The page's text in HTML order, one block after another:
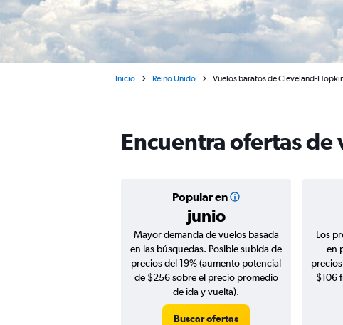
Inicio Reino Unido Vuelos baratos de Cleveland-
Encuentra ofertas
Popular en
junio
Mayor demanda de vuelos basada
en las búsquedas. Posible subida de
precios del 19% (aumento potencial
de $256 sobre el precio promedio
de ida y vuelta).
Buscar ofertas
Los
en
$106